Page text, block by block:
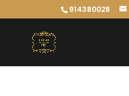
914380028